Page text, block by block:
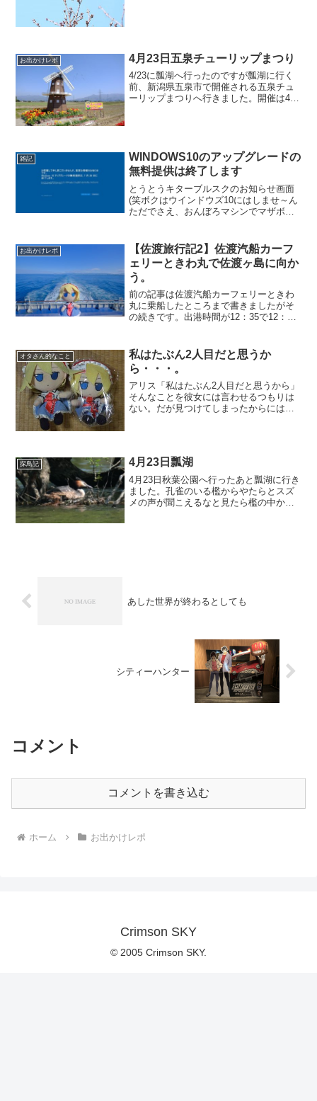
お出かけレポ 4月23日五泉チューリップまつり
4/23に瓢湖へ行ったのですが瓢湖に行く
前、新潟県五泉市で開催される五泉チュ
ーリップまつりへ行きました。開催は4月
雑記
WINDOWS10のアップグレードの
無料提供は終了します
とうとうキターブルスクのお知らせ画面
(笑ボクはウインドウズ10にはしませ～ん
ただでさえ、おんぼろマシンでマザボの
たらもっと酷くなりそう(笑とりあえず
win7があと4年サ...
お出かけレポ
【佐渡旅行記2】佐渡汽船カーフ
ェリーときわ丸で佐渡ヶ島に向か
う。
前の記事は佐渡汽船カーフェリーときわ
丸に乗船したところまで書きましたがそ
の続きです。出港時間が12：35で12：10
かもしれないんですけど、コロナ禍の平
日、観光の車は少...
オタさん的なこと
私はたぶん2人目だと思うか
ら・・・。
アリス「私はたぶん2人目だと思うから」
そんなことを彼女には言わせるつもりは
ない。だが見つけてしまったからには、
約束。ってことで「ふもふ...
探鳥記 4月23日瓢湖
4月23日秋葉公園へ行ったあと瓢湖に行き
ました。孔雀のいる檻からやたらとスズ
メの声が聞こえるなと見たら檻の中から
あした世界が終わるとしても
シティーハンター
コメント
コメントを書き込む
ホーム お出かけレポ
Crimson SKY
© 2005 Crimson SKY.